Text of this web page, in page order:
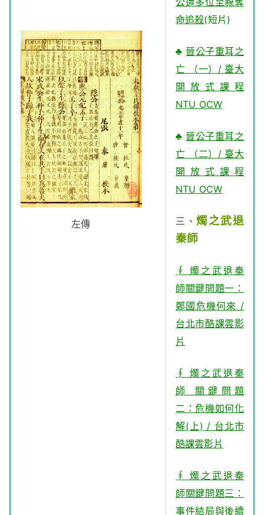
左傳
命追殺(短片)
♣晉公子重耳之
亡 （一）/ 臺大
開放式課程
NTU OCW
♣晉公子重耳之
亡 （二）/ 臺大
開放式課程
NTU OCW
三、燭之武退
秦師
∮ 燭之武退秦
師關鍵問題一：
鄭國危機何來 /
台北市酷課雲影
片
∮燭之武退秦
師 關鍵問題
二：危機如何化
解(上) / 台北市
酷課雲影片
∮ 燭之武退秦
師關鍵問題三：
事件結局與後續